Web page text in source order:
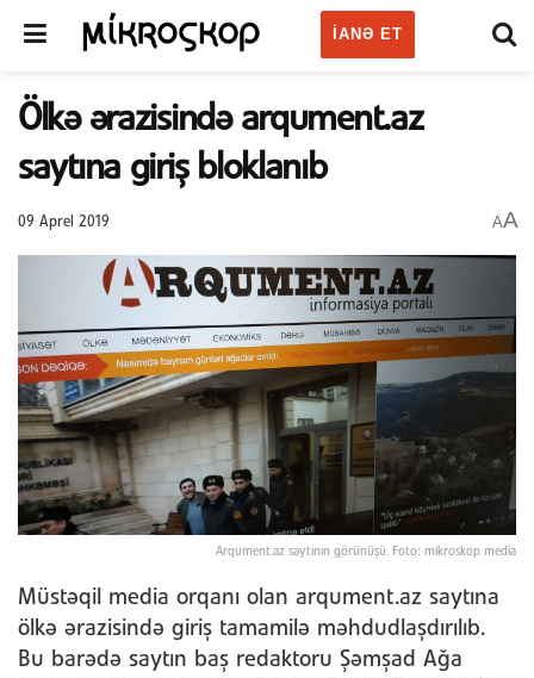
IANƏ ET
Ölkə ərazisində arqument.az
saytına giriş bloklanıb
09 Aprel 2019 AA
Arqument.az saytının görünüşü. Foto: mikroskop media
Müstəqil media orqanı olan arqument.az saytına
ölkə ərazisində giriş tamamilə məhdudlaşdırılıb.
Bu barədə saytın baş redaktoru Şəmşad Ağa